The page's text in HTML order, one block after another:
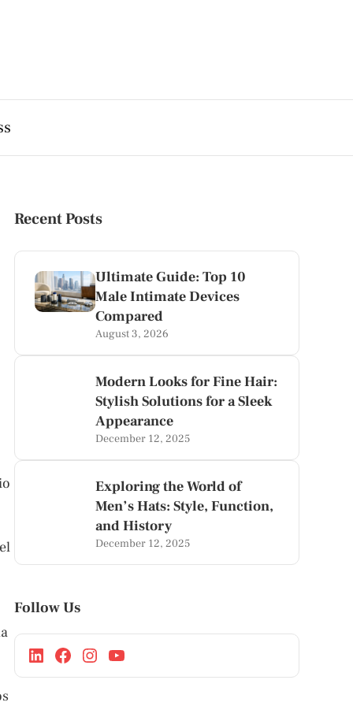
Recent Posts
Ultimate Guide: Top 10
Male Intimate Devices
Compared
August 3, 2026
Modern Looks for Fine Hair:
Stylish Solutions for a Sleek
Appearance
December 12, 2025
Exploring the World of
Men’s Hats: Style, Function,
and History
December 12, 2025
Follow Us